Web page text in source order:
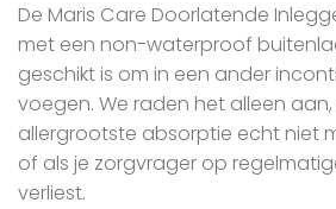
De Maris Care Doorlatende
met een non-waterproof
geschikt is om in een ander
voegen. We raden het alleen
allergrootste absorptie echt niet
of als je zorgvrager op
verliest.